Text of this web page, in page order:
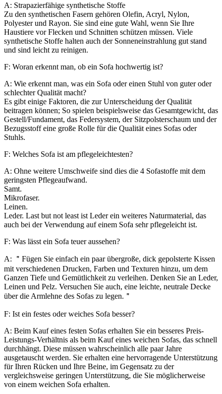
A: Strapazierfähige synthetische Stoffe
Zu den synthetischen Fasern gehören Olefin, Acryl, Nylon,
Polyester und Rayon. Sie sind eine gute Wahl, wenn Sie Ihre
Haustiere vor Flecken und Schnitten schützen müssen. Viele
synthetische Stoffe halten auch der Sonneneinstrahlung gut stand
und sind leicht zu reinigen.
F: Woran erkennt man, ob ein Sofa hochwertig ist?
A: Wie erkennt man, was ein Sofa oder einen Stuhl von guter oder
schlechter Qualität macht?
Es gibt einige Faktoren, die zur Unterscheidung der Qualität
beitragen können; So spielen beispielsweise das Gesamtgewicht, das
Gestell/Fundament, das Federsystem, der Sitzpolsterschaum und der
Bezugsstoff eine große Rolle für die Qualität eines Sofas oder
Stuhls.
F: Welches Sofa ist am pflegeleichtesten?
A: Ohne weitere Umschweife sind dies die 4 Sofastoffe mit dem
geringsten Pflegeaufwand.
Samt.
Mikrofaser.
Leinen.
Leder. Last but not least ist Leder ein weiteres Naturmaterial, das
auch bei der Verwendung auf einem Sofa sehr pflegeleicht ist.
F: Was lässt ein Sofa teuer aussehen?
A: ＂Fügen Sie einfach ein paar übergroße, dick gepolsterte Kissen
mit verschiedenen Drucken, Farben und Texturen hinzu, um dem
Ganzen Tiefe und Gemütlichkeit zu verleihen. Denken Sie an Leder,
Leinen und Pelz. Versuchen Sie auch, eine leichte, neutrale Decke
über die Armlehne des Sofas zu legen.＂
F: Ist ein festes oder weiches Sofa besser?
A: Beim Kauf eines festen Sofas erhalten Sie ein besseres Preis-
Leistungs-Verhältnis als beim Kauf eines weichen Sofas, das schnell
durchhängt. Diese müssen wahrscheinlich alle paar Jahre
ausgetauscht werden. Sie erhalten eine hervorragende Unterstützung
für Ihren Rücken und Ihre Beine, im Gegensatz zu der
vergleichsweise geringen Unterstützung, die Sie möglicherweise
von einem weichen Sofa erhalten.